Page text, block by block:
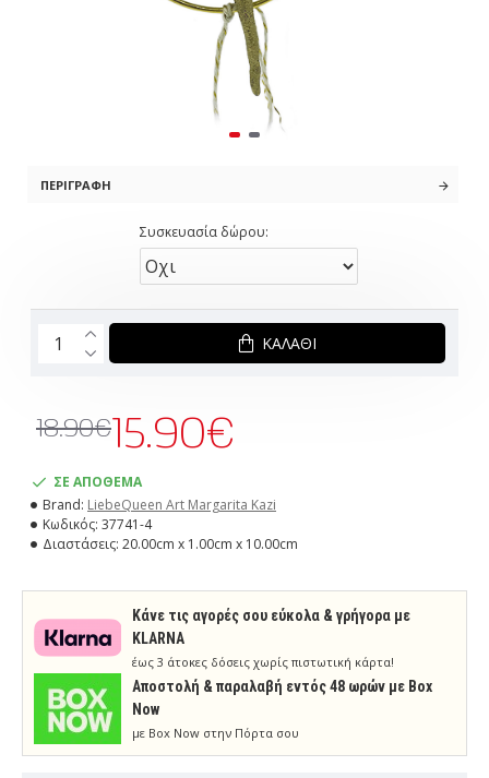
ΠΕΡΙΓΡΑΦΉ
ΣΕ ΑΠΟΘΕΜΑ
Brand: LiebeQueen Art Margarita Kazi
Κωδικός: 37741-4
Διαστάσεις: 20.00cm x 1.00cm x 10.00cm
15.90€
18.90€
Συσκευασία δώρου:
ΚΑΛΆΘΙ
Κάνε τις αγορές σου εύκολα & γρήγορα με
KLARNA
έως 3 άτοκες δόσεις χωρίς πιστωτική κάρτα!
Aποστολή & παραλαβή εντός 48 ωρών με Box
Now
με Box Now στην Πόρτα σου